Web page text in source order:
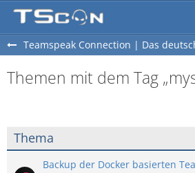
Teamspeak Connection | Das
Themen mit dem Tag
Thema
Backup der Docker basierten